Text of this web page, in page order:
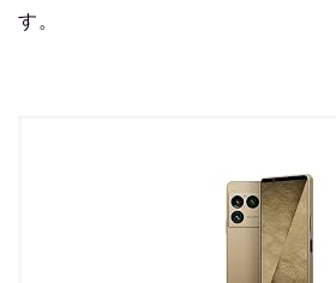
す。